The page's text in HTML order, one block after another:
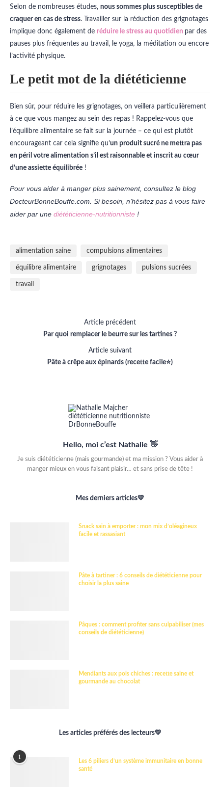
Selon de nombreuses études, nous sommes plus susceptibles de
craquer en cas de stress. Travailler sur la réduction des grignotages
implique donc également de réduire le stress au quotidien par des
pauses plus fréquentes au travail, le yoga, la méditation ou encore
l’activité physique.
Le petit mot de la diététicienne
Bien sûr, pour réduire les grignotages, on veillera particulièrement
à ce que vous mangez au sein des repas ! Rappelez-vous que
l’équilibre alimentaire se fait sur la journée – ce qui est plutôt
encourageant car cela signifie qu’un produit sucré ne mettra pas
en péril votre alimentation s’il est raisonnable et inscrit au cœur
d’une assiette équilibrée !
Pour vous aider à manger plus sainement, consultez le blog
DocteurBonneBouffe.com. Si besoin, n’hésitez pas à vous faire
aider par une diététicienne-nutritionniste !
alimentation saine compulsions alimentaires
équilibre alimentaire grignotages pulsions sucrées
travail
Article précédent
Par quoi remplacer le beurre sur les tartines ?
Article suivant
Pâte à crêpe aux épinards (recette facile⭐)
Hello, moi c’est Nathalie 👋
Je suis diététicienne (mais gourmande) et ma mission ? Vous aider à
manger mieux en vous faisant plaisir… et sans prise de tête !
Mes derniers articles💛
Snack sain à emporter : mon mix d’oléagineux
facile et rassasiant
Pâte à tartiner : 6 conseils de diététicienne pour
choisir la plus saine
Pâques : comment profiter sans culpabiliser (mes
conseils de diététicienne)
Mendiants aux pois chiches : recette saine et
gourmande au chocolat
Les articles préférés des lecteurs💛
1
Les 6 piliers d’un système immunitaire en bonne
santé